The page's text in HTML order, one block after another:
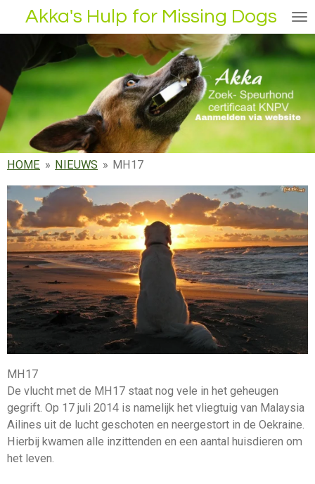
direct
hoofdinhoud
Akka's Hulp for Missing Dogs
HOME » NIEUWS » MH17
MH17
De vlucht met de MH17 staat nog vele in het geheugen
gegrift. Op 17 juli 2014 is namelijk het vliegtuig van Malaysia
Ailines uit de lucht geschoten en neergestort in de Oekraine.
Hierbij kwamen alle inzittenden en een aantal huisdieren om
het leven.